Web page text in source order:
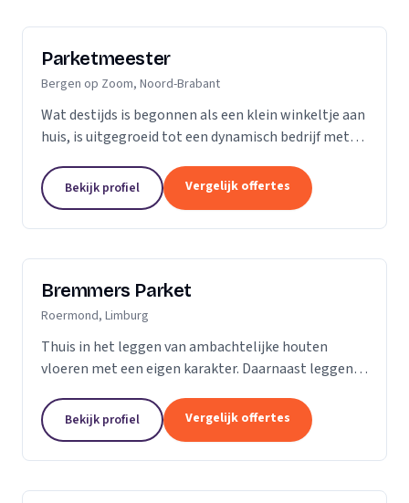
Parketmeester
Bergen op Zoom, Noord-Brabant
Wat destijds is begonnen als een klein winkeltje aan
huis, is uitgegroeid tot een dynamisch bedrijf met
mogelijkheden op het gebied van parket, kurk en...
Bekijk profiel Vergelijk offertes
Bremmers Parket
Roermond, Limburg
Thuis in het leggen van ambachtelijke houten
vloeren met een eigen karakter. Daarnaast leggen
soorten laminaat en PVC vloeren. Heeft u al een...
Bekijk profiel Vergelijk offertes